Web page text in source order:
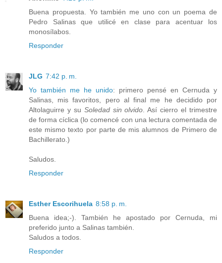
Buena propuesta. Yo también me uno con un poema de
Pedro Salinas que utilicé en clase para acentuar los
monosílabos.
Responder
JLG 7:42 p. m.
Yo también me he unido: primero pensé en Cernuda y
Salinas, mis favoritos, pero al final me he decidido por
Altolaguirre y su Soledad sin olvido . Así cierro el trimestre
de forma cíclica (lo comencé con una lectura comentada de
este mismo texto por parte de mis alumnos de Primero de
Bachillerato.)
Saludos.
Responder
Esther Escorihuela 8:58 p. m.
Buena idea;-). También he apostado por Cernuda, mi
preferido junto a Salinas también.
Saludos a todos.
Responder